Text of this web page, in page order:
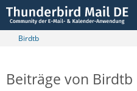
Birdtb
Beiträge von Birdtb